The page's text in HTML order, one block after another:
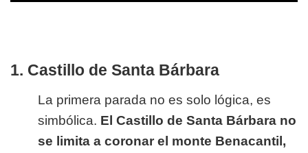
1. Castillo de Santa Bárbara
La primera parada no es solo lógica, es
simbólica. El Castillo de Santa Bárbara no
se limita a coronar el monte Benacantil,